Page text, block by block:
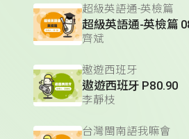
超級英語通-英檢篇
齊斌
遨遊西班牙
遨遊西班牙 P80.90
李靜枝
台灣閩南語我嘛會